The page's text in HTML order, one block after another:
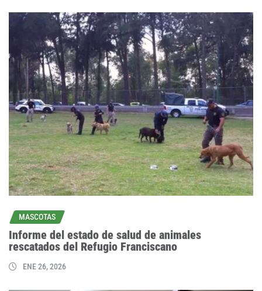
MASCOTAS
Informe del estado de salud de animales
rescatados del Refugio Franciscano
ENE 26, 2026